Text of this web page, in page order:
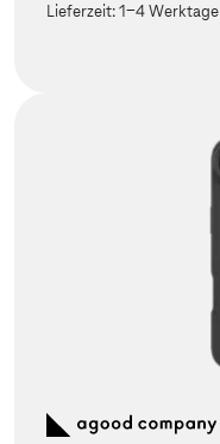
Lieferzeit:1-4 Werktage